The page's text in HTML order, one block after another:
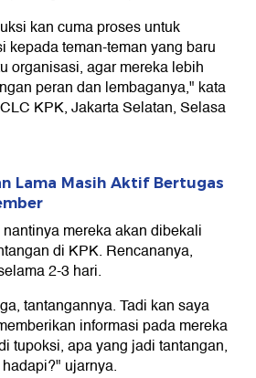
kan cuma proses untuk
kepada teman-teman yang baru
organisasi, agar mereka lebih
peran dan lembaganya," kata
KPK, Jakarta Selatan, Selasa
Lama Masih Aktif Bertugas
mereka akan dibekali
di KPK. Rencananya,
2-3 hari.
tantangannya. Tadi kan saya
informasi pada mereka
tupoksi, apa yang jadi tantangan,
ujarnya.